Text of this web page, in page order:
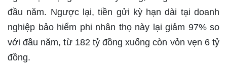
đầu năm. Ngược lại, tiền gửi kỳ hạn dài tại doanh
nghiệp bảo hiểm phi nhân thọ này lại giảm 97% so
với đầu năm, từ 182 tỷ đồng xuống còn vỏn vẹn 6 tỷ
đồng.